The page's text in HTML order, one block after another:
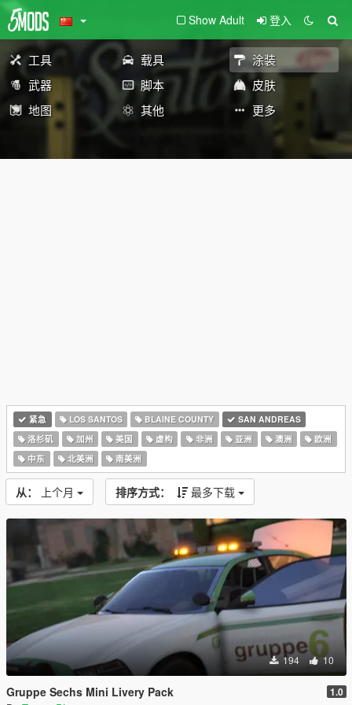
Show Adult 登入
工具 载具
涂装
武器
脚本
皮肤
地图
其他 更多
紧急 LOS SANTOS BLAINE COUNTY
SAN ANDREAS
洛杉矶
加州 美国 虚构 非洲 亚洲 澳洲
欧洲
中东
北美洲 南美洲
从： 上个月 排序方式： 最多下载
194 10
Gruppe Sechs Mini Livery Pack 1.0